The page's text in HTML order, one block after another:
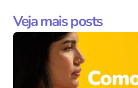
Veja mais posts